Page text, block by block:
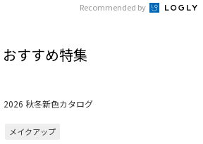
Recommended by
おすすめ特集
2026 秋冬新色カタログ
メイクアップ